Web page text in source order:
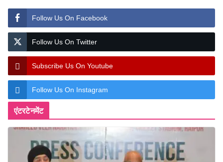
Follow Us On Facebook
Follow Us On Twitter
Subscribe Us On Youtube
Follow Us On Instagram
एंटरटेनमेंट